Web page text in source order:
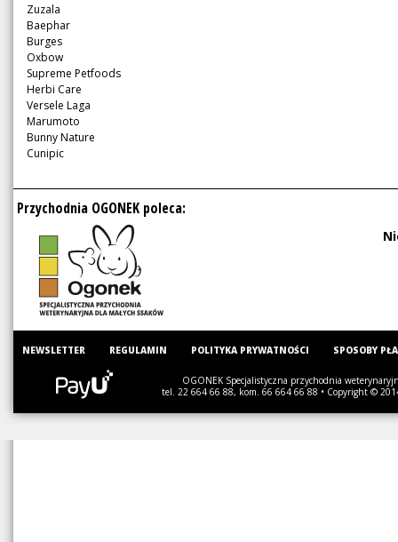
Pomiń
nawigację
Zuzala
Baephar
Burges
Oxbow
Supreme Petfoods
Herbi Care
Versele Laga
Marumoto
Bunny Nature
Cunipic
Przychodnia OGONEK poleca:
NEWSLETTER REGULAMIN POLITYKA PRYWATNOŚCI SPOSOBY
OGONEK Specjalistyczna przychodnia
tel. 22 664 66 88, kom. 66 664 66 88 • Copyright ©